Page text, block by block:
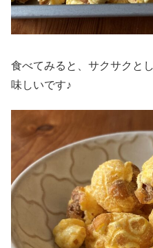
食べてみると、サクサクと
味しいです♪